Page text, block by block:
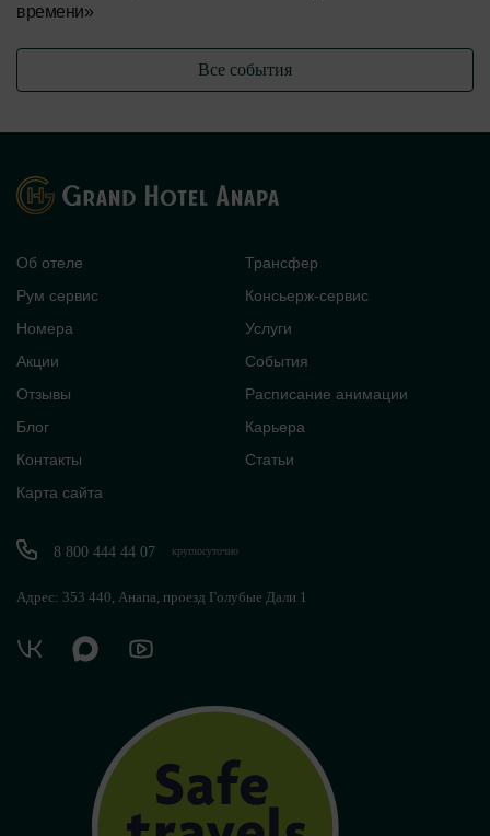
Все события
времени»
Об отеле
Трансфер
Рум сервис
Консьерж-сервис
Номера
Услуги
Акции
События
Отзывы
Расписание анимации
Блог
Карьера
Контакты
Статьи
Карта сайта
8 800 444 44 07 круглосуточно
Адрес: 353 440, Анапа, проезд Голубые Дали 1